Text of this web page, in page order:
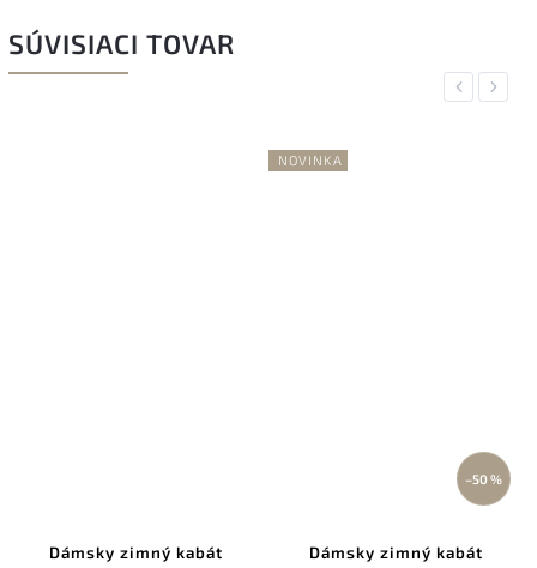
SÚVISIACI TOVAR
Previous
Dámsky zimný kabát
NOVINKA
–50 %
Dámsky zimný kabát
Next